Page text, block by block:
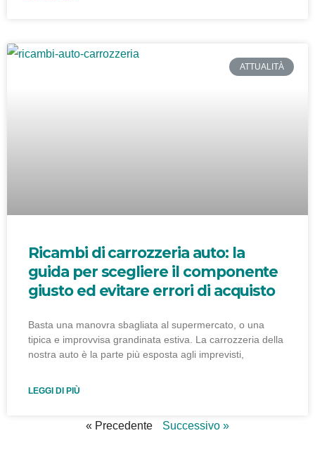
ATTUALITÀ
Ricambi di carrozzeria auto: la
guida per scegliere il componente
giusto ed evitare errori di acquisto
Basta una manovra sbagliata al supermercato, o una
tipica e improvvisa grandinata estiva. La carrozzeria della
nostra auto è la parte più esposta agli imprevisti,
LEGGI DI PIÙ
« Precedente Successivo »